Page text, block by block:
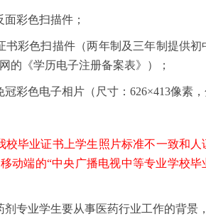
彩色扫描件；
彩色扫描件（两年制及三年制提供初
的《学历电子注册备案表》
）；
色电子相片（尺寸：626×413像素，
校毕业证书上学生照片标准不一致和
动端的“中央广播电视中等专业学校
业学生要从事医药行业工作的背景，